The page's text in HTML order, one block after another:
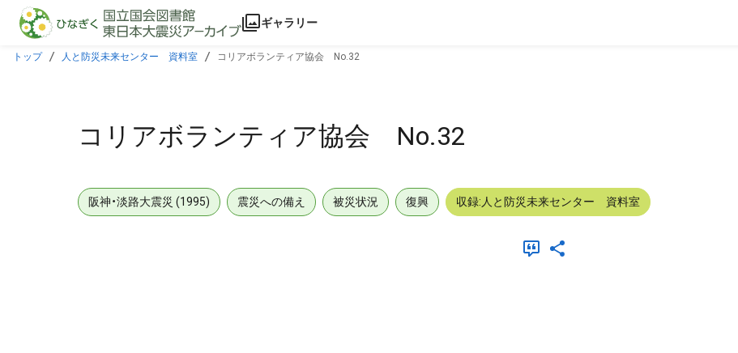
本文に飛ぶ
ギャラリー
トップ 人と防災未来センター 資料室 コリアボランティア協会 No.32
コリアボランティア協会 No.32
阪神・淡路大震災 (1995) 震災への備え 被災状況 復興 収録:人と防災未来センター 資料室